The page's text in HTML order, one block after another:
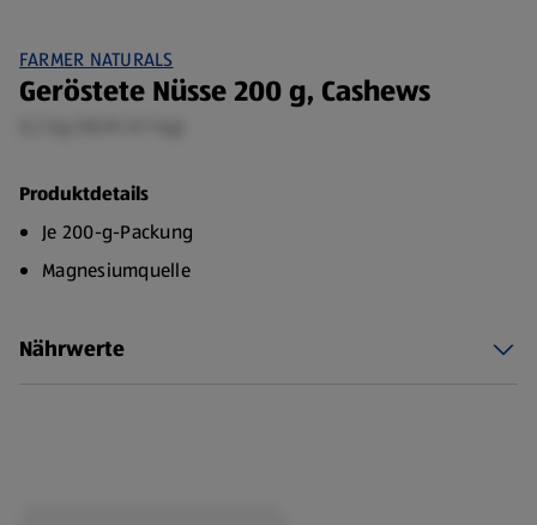
FARMER NATURALS
Geröstete Nüsse 200 g, Cashews
Produktdetails
Je 200-g-Packung
Magnesiumquelle
Nährwerte